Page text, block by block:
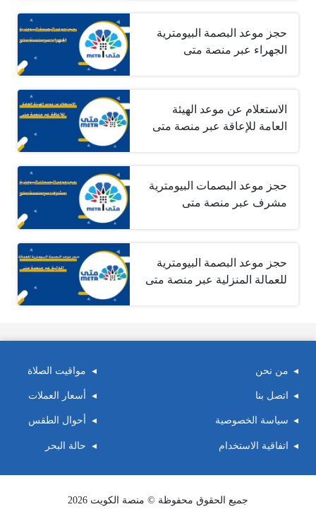
حجز موعد البصمة البيومترية
الجهراء عبر منصة متى
الاستعلام عن موعد الهيئة
العامة للإعاقة عبر منصة متى
حجز موعد البصمات البيومترية
مشرف عبر منصة متى
حجز موعد البصمة البيومترية
للعمالة المنزلية عبر منصة متى
من نحن
اتصل بنا
سياسة الخصوصية
اتفاقية الاستخدام
مواقيت الصلاة
أسعار العملات
أحوال الطقس
حالة البحر
جميع الحقوق محفوظة © منصة الكويت 2026